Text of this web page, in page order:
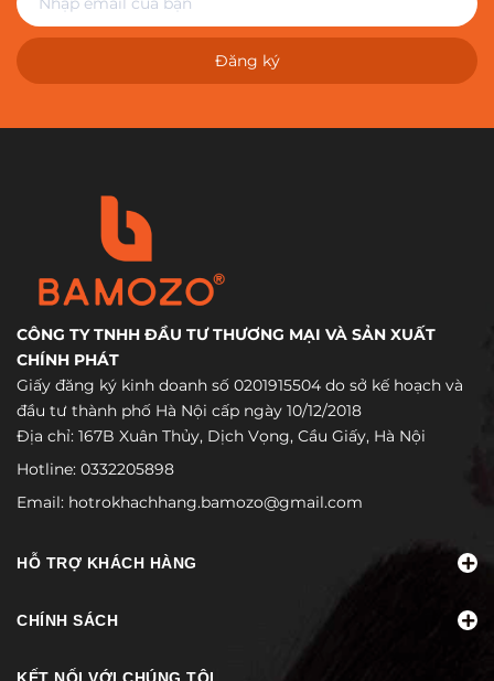
Đăng ký
CÔNG TY TNHH ĐẦU TƯ THƯƠNG MẠI VÀ SẢN XUẤT
CHÍNH PHÁT
Giấy đăng ký kinh doanh số 0201915504 do sở kế hoạch và
đầu tư thành phố Hà Nội cấp ngày 10/12/2018
Địa chỉ: 167B Xuân Thủy, Dịch Vọng, Cầu Giấy, Hà Nội
Hotline: 0332205898
Email: hotrokhachhang.bamozo@gmail.com
HỖ TRỢ KHÁCH HÀNG
CHÍNH SÁCH